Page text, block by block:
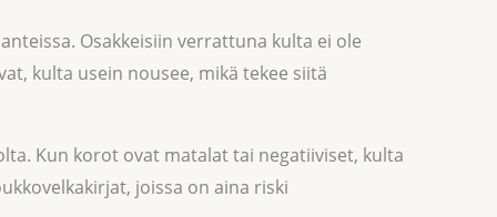
Osakkeisiin verrattuna kulta ei ole
kulta usein nousee, mikä tekee siitä
Kun korot ovat matalat tai negatiiviset, kulta
joissa on aina riski